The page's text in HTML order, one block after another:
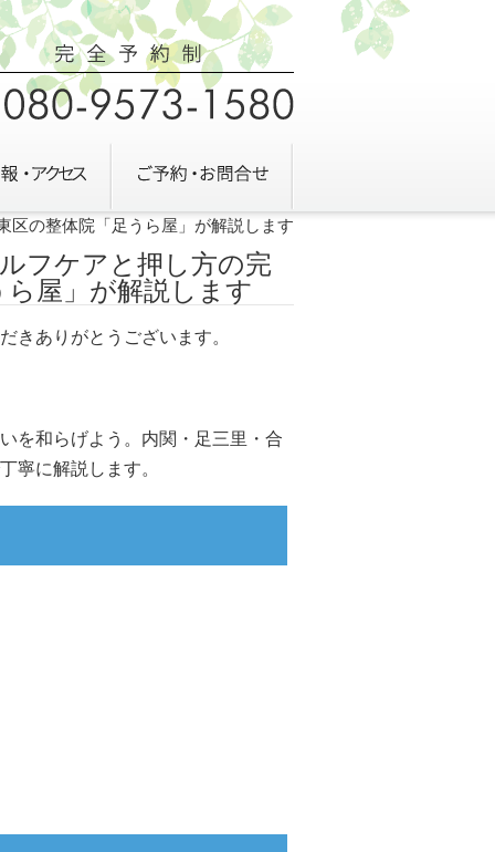
区の整体院「足うら屋」が解説します
フケアと押し方の完
屋」が解説します
きありがとうございます。
を和らげよう。内関・足三里・合
寧に解説します。